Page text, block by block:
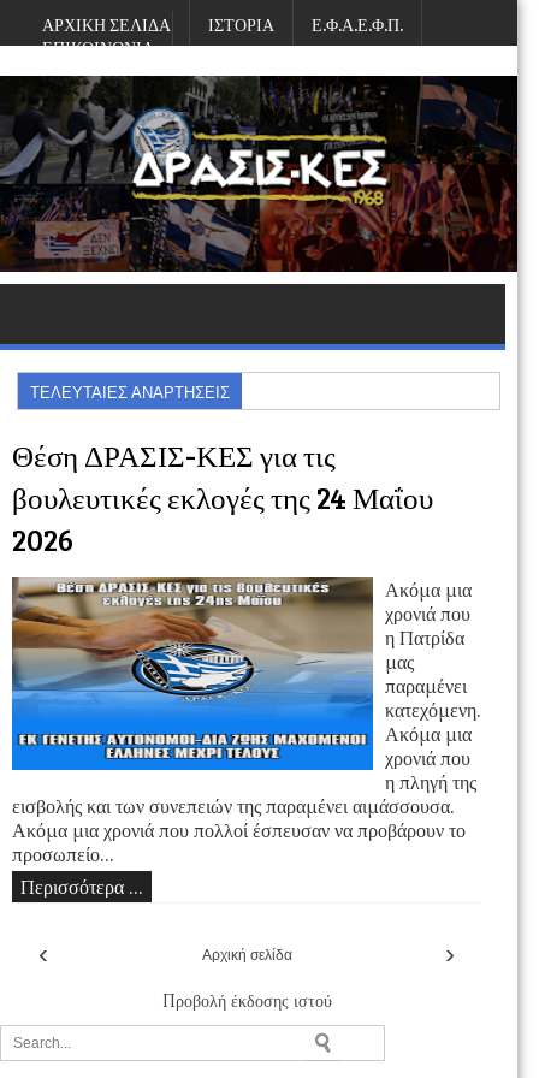
ΑΡΧΙΚΗ ΣΕΛΙΔΑ ΙΣΤΟΡΙΑ
Ε.Φ.Α.Ε.Φ.Π.
ΕΠΙΚΟΙΝΩΝΙΑ
Σάββατο, Αυγούστου 08, 2026
ΤΕΛΕΥΤΑΙΕΣ ΑΝΑΡΤΗΣΕΙΣ
Θέση ΔΡΑΣΙΣ-ΚΕΣ για τις
βουλευτικές εκλογές της 24 Μαΐου
2026
Ακόμα μια
χρονιά που
η Πατρίδα
μας
παραμένει
κατεχόμενη.
Ακόμα μια
χρονιά που
η πληγή της
εισβολής και των συνεπειών της παραμένει αιμάσσουσα.
Ακόμα μια χρονιά που πολλοί έσπευσαν να προβάρουν το
προσωπείο...
Περισσότερα ...
‹ ›
Αρχική σελίδα
Προβολή έκδοσης ιστού